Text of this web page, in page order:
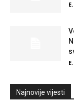
Najnovije vijesti